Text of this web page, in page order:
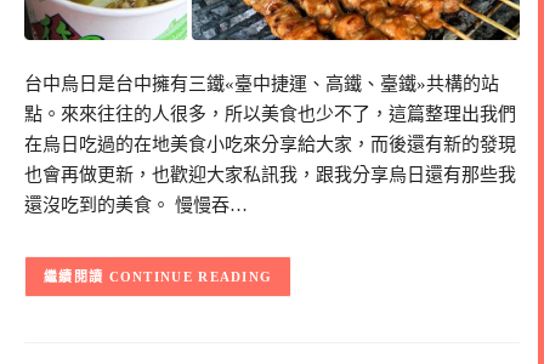
台中烏日是台中擁有三鐵«臺中捷運、高鐵、臺鐵»共構的站
點。來來往往的人很多，所以美食也少不了，這篇整理出我們
在烏日吃過的在地美食小吃來分享給大家，而後還有新的發現
也會再做更新，也歡迎大家私訊我，跟我分享烏日還有那些我
還沒吃到的美食。 慢慢吞…
CONTINUE READING